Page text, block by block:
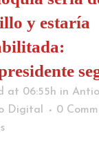
y estaría
at 06:55h in
Digital
0